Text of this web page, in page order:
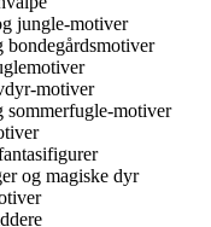
jungle-motiver
motiver
sommerfugle-motiver
og magiske dyr